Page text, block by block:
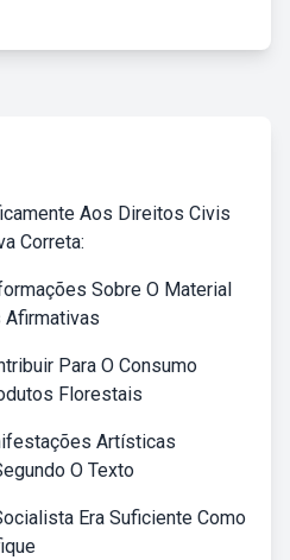
Aos Direitos Civis
Correta:
Sobre O Material
Afirmativas
Para O Consumo
Florestais
Artísticas
O Texto
Era Suficiente Como